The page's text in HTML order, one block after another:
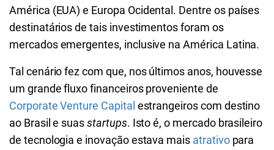
América (EUA) e Europa Ocidental. Dentre os países
destinatários de tais investimentos foram os
mercados emergentes, inclusive na América Latina.
Tal cenário fez com que, nos últimos anos, houvesse
um grande fluxo financeiros proveniente de
Corporate Venture Capital estrangeiros com destino
ao Brasil e suasstartups. Isto é, o mercado brasileiro
de tecnologia e inovação estava mais atrativopara